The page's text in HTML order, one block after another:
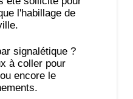
l'habillage de
signalétique ?
à coller pour
encore le